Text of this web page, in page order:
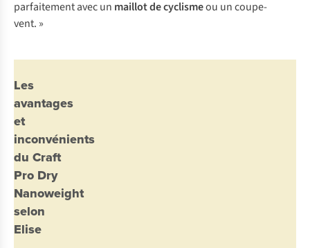
parfaitement avec un maillotde cyclismeou un coupe-
vent. »
Les
avantages
et
inconvénients
du Craft
Pro Dry
Nanoweight
selon
Elise